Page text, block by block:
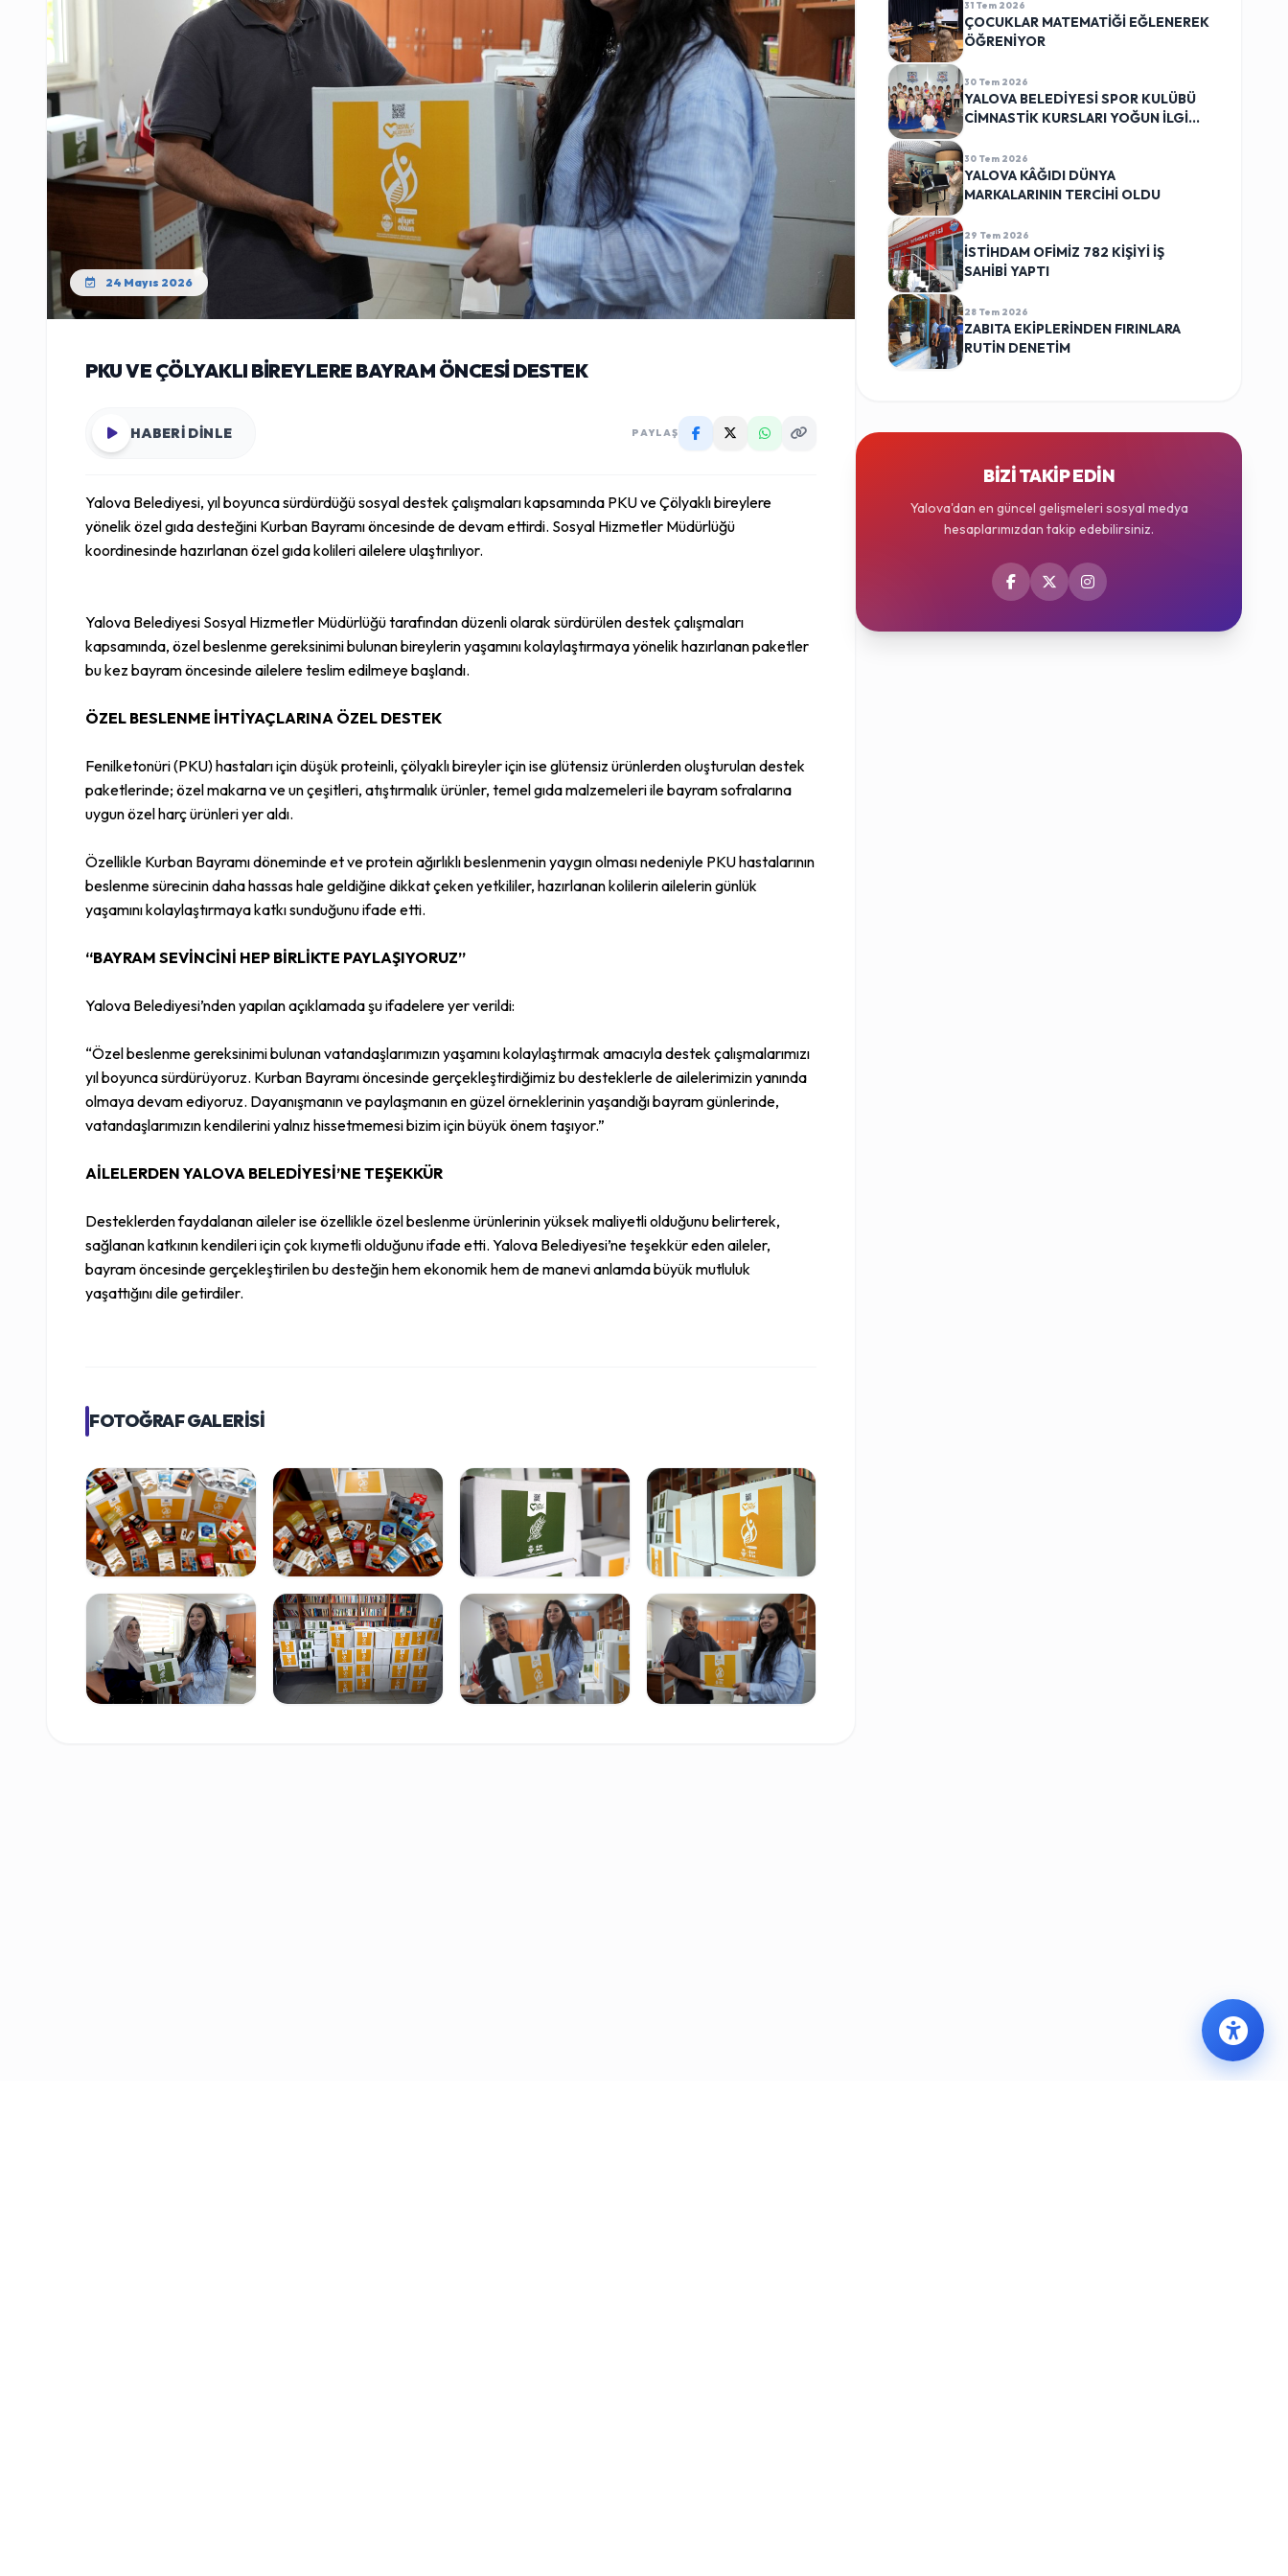
24 Mayıs 2026
PKU VE ÇÖLYAKLI BİREYLERE BAYRAM ÖNCESİ DESTEK
HABERİ DİNLE PAYLAŞ
Yalova Belediyesi, yıl boyunca sürdürdüğü sosyal destek çalışmaları kapsamında PKU ve Çölyaklı bireylere
yönelik özel gıda desteğini Kurban Bayramı öncesinde de devam ettirdi. Sosyal Hizmetler Müdürlüğü
koordinesinde hazırlanan özel gıda kolileri ailelere ulaştırılıyor.
Yalova Belediyesi Sosyal Hizmetler Müdürlüğü tarafından düzenli olarak sürdürülen destek çalışmaları
kapsamında, özel beslenme gereksinimi bulunan bireylerin yaşamını kolaylaştırmaya yönelik hazırlanan paketler
bu kez bayram öncesinde ailelere teslim edilmeye başlandı.
ÖZEL BESLENME İHTİYAÇLARINA ÖZEL DESTEK
Fenilketonüri (PKU) hastaları için düşük proteinli, çölyaklı bireyler için ise glütensiz ürünlerden oluşturulan destek
paketlerinde; özel makarna ve un çeşitleri, atıştırmalık ürünler, temel gıda malzemeleri ile bayram sofralarına
uygun özel harç ürünleri yer aldı.
Özellikle Kurban Bayramı döneminde et ve protein ağırlıklı beslenmenin yaygın olması nedeniyle PKU hastalarının
beslenme sürecinin daha hassas hale geldiğine dikkat çeken yetkililer, hazırlanan kolilerin ailelerin günlük
yaşamını kolaylaştırmaya katkı sunduğunu ifade etti.
“BAYRAM SEVİNCİNİ HEP BİRLİKTE PAYLAŞIYORUZ”
Yalova Belediyesi’nden yapılan açıklamada şu ifadelere yer verildi:
“Özel beslenme gereksinimi bulunan vatandaşlarımızın yaşamını kolaylaştırmak amacıyla destek çalışmalarımızı
yıl boyunca sürdürüyoruz. Kurban Bayramı öncesinde gerçekleştirdiğimiz bu desteklerle de ailelerimizin yanında
olmaya devam ediyoruz. Dayanışmanın ve paylaşmanın en güzel örneklerinin yaşandığı bayram günlerinde,
vatandaşlarımızın kendilerini yalnız hissetmemesi bizim için büyük önem taşıyor.”
AİLELERDEN YALOVA BELEDİYESİ’NE TEŞEKKÜR
Desteklerden faydalanan aileler ise özellikle özel beslenme ürünlerinin yüksek maliyetli olduğunu belirterek,
sağlanan katkının kendileri için çok kıymetli olduğunu ifade etti. Yalova Belediyesi’ne teşekkür eden aileler,
bayram öncesinde gerçekleştirilen bu desteğin hem ekonomik hem de manevi anlamda büyük mutluluk
yaşattığını dile getirdiler.
FOTOĞRAF GALERİSİ
31 Tem 2026
ÇOCUKLAR MATEMATİĞİ EĞLENEREK
ÖĞRENİYOR
30 Tem 2026
YALOVA BELEDİYESİ SPOR KULÜBÜ
CİMNASTİK KURSLARI YOĞUN İLGİ
30 Tem 2026
YALOVA KÂĞIDI DÜNYA
MARKALARININ TERCİHİ OLDU
29 Tem 2026
İSTİHDAM OFİMİZ 782 KİŞİYİ İŞ
SAHİBİ YAPTI
28 Tem 2026
ZABITA EKİPLERİNDEN FIRINLARA
RUTİN DENETİM
BIZI TAKIP EDIN
Yalova'dan en güncel gelişmeleri sosyal medya
hesaplarımızdan takip edebilirsiniz.